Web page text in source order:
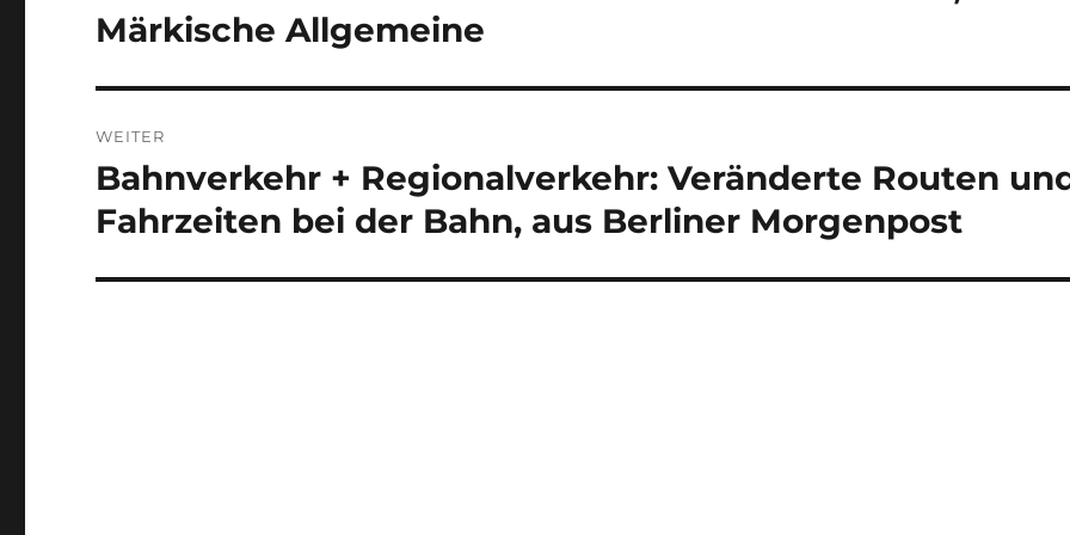
Beitrag:
Märkische Allgemeine
WEITER
Nächster
Beitrag:
Bahnverkehr + Regionalverkehr: Veränderte Routen
Fahrzeiten bei der Bahn, aus Berliner Morgenpost